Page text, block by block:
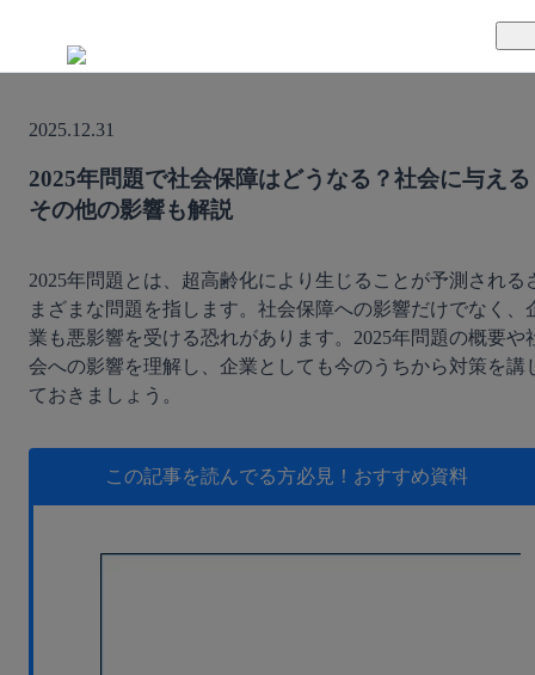
TUNAGの特徴
サポート体制
セキュリティ体制
料金案内
導入事例
活用方法
運営会社
セミナー
無料デモを見る
2025.12.31
2025年問題で社会保障はどうなる？社会に与える
その他の影響も解説
2025年問題とは、超高齢化により生じることが予測される
まざまな問題を指します。社会保障への影響だけでなく、
業も悪影響を受ける恐れがあります。2025年問題の概要や
会への影響を理解し、企業としても今のうちから対策を講
ておきましょう。
この記事を読んでる方必見！ おすすめ資料